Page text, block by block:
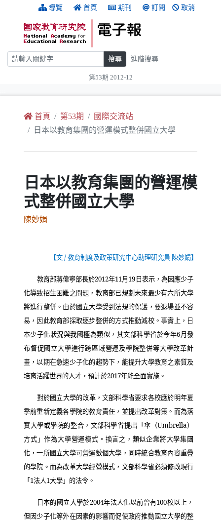
跳到主要內容 導覽 首頁 期刊 訂閱 取消
搜尋 搜尋 進階搜尋
第53期 2012-12
首頁 第53期
國際交流站
日本以教育集團的營運模式整併國立大學
日本以教育集團的營運模
式整併國立大學
陳妙娟
【文/教育制度及政策研究中心助理研究員 陳妙娟】
教育部蔣偉寧部長於2012年11月19日表示，為因應少子
化導致招生困難之問題，教育部已規劃未來最少有六所大學
將進行整併。由於國立大學受到法規的保護，要退場並不容
易，因此教育部採取逐步整併的方式推動減校。事實上，日
本少子化狀況與我國極為類似，其文部科學省於今年6月發
布督促國立大學進行跨區域營運及學院整併等大學改革計
畫，以期在急速少子化的趨勢下，能提升大學教育之素質及
培育活躍世界的人才，預計於2017年能全面實施。
對於國立大學的改革，文部科學省要求各校應於明年夏
季前重新定義各學院的教育責任，並提出改革對策。而為落
實大學或學院的整合，文部科學省提出「傘（Umbrella）
方式」作為大學營運模式。換言之，類似企業將大學集團
化，一所國立大學可營運數個大學，同時統合教育內容重疊
的學院。而為改革大學經營模式，文部科學省必須修改現行
「1法人1大學」的法令。
日本的國立大學於2004年法人化以前曾有100校以上，
但因少子化等外在因素的影響而促使政府推動國立大學的整